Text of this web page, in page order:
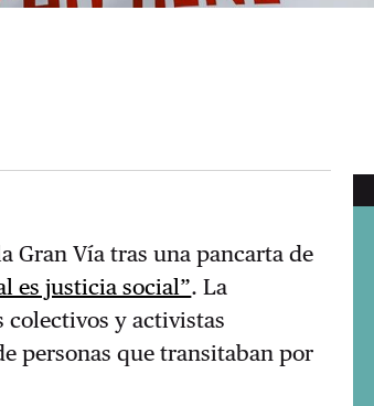
Gran Vía tras una pancarta de
es justicia social”. La
colectivos y activistas
personas que transitaban por